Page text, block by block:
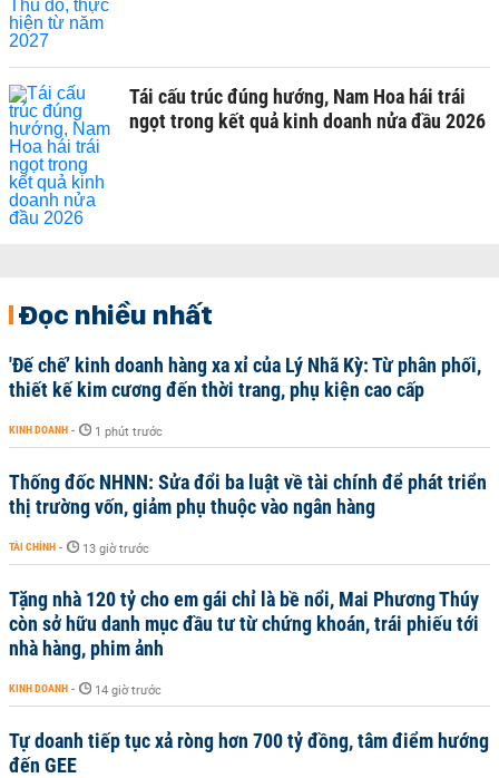
Tái cấu trúc đúng hướng, Nam Hoa hái trái
ngọt trong kết quả kinh doanh nửa đầu 2026
Đọc nhiều nhất
'Đế chế’ kinh doanh hàng xa xỉ của Lý Nhã Kỳ: Từ phân phối,
thiết kế kim cương đến thời trang, phụ kiện cao cấp
KINH DOANH - 1 phút trước
Thống đốc NHNN: Sửa đổi ba luật về tài chính để phát triển
thị trường vốn, giảm phụ thuộc vào ngân hàng
TÀI CHÍNH - 13 giờ trước
Tặng nhà 120 tỷ cho em gái chỉ là bề nổi, Mai Phương Thúy
còn sở hữu danh mục đầu tư từ chứng khoán, trái phiếu tới
nhà hàng, phim ảnh
KINH DOANH - 14 giờ trước
Tự doanh tiếp tục xả ròng hơn 700 tỷ đồng, tâm điểm hướng
đến GEE